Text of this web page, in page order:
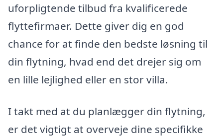
uforpligtende tilbud fra kvalificerede
flyttefirmaer. Dette giver dig en god
chance for at finde den bedste løsning til
din flytning, hvad end det drejer sig om
en lille lejlighed eller en stor villa.
I takt med at du planlægger din flytning,
er det vigtigt at overveje dine specifikke